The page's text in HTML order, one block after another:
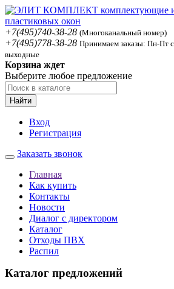
+7(495)740-38-28 (Многоканальный номер)
+7(495)778-38-28 Принимаем заказы: Пн-Пт
выходные
Корзина ждет
Выберите любое предложение
Найти
Вход
Регистрация
Заказать звонок
Главная
Как купить
Контакты
Новости
Диалог с директором
Каталог
Отходы ПВХ
Распил
Каталог предложений